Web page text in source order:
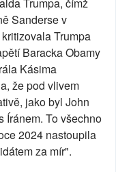
Sanderse v
Trumpa
Baracka Obamy
Kásima
že pod vlivem
jako byl John
Íránem. To všechno
2024 nastoupila
za mír".